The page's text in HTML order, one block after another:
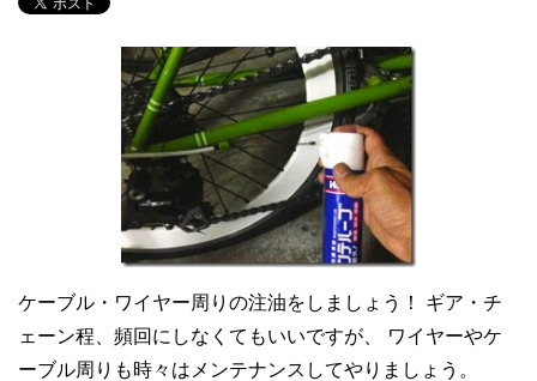
ケーブル・ワイヤー周りの注油をしましょう！ ギア・チ
ェーン程、頻回にしなくてもいいですが、 ワイヤーやケ
ーブル周りも時々はメンテナンスしてやりましょう。